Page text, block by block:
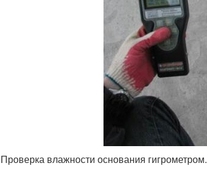
Проверка влажности основания гигрометром.